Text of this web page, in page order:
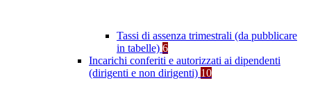
Tassi di assenza trimestrali (da pubblicare
in tabelle) 6
Incarichi conferiti e autorizzati ai dipendenti
(dirigenti e non dirigenti) 10